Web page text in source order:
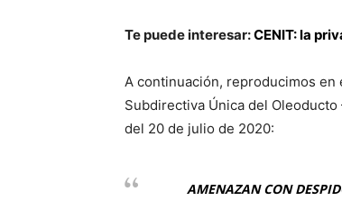
Te puede interesar:CENIT: la
A continuación, reproducimos
Subdirectiva Única del
del 20 de julio de 2020:
AMENAZAN CON